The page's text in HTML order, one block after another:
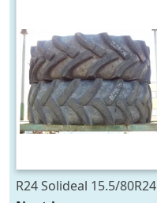
R24 Solideal 15.5/80R24